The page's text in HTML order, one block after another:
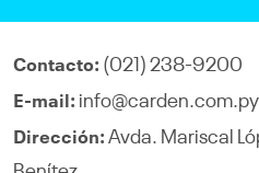
Contacto: (021) 238-9200
E-mail: info@carden.com.py
Dirección: Avda. Mariscal